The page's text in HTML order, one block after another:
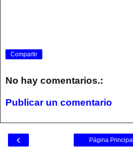
Compartir
No hay comentarios.:
Publicar un comentario
‹ Página Principal